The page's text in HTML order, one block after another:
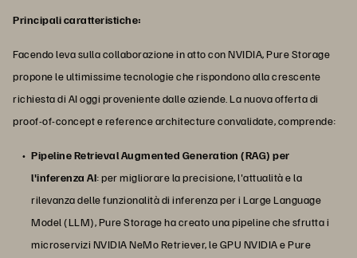
Principali caratteristiche:
Facendo leva sulla collaborazione in atto con NVIDIA, Pure Storage
propone le ultimissime tecnologie che rispondono alla crescente
richiesta di AI oggi proveniente dalle aziende. La nuova offerta di
proof-of-concept e reference architecture convalidate, comprende:
Pipeline Retrieval Augmented Generation (RAG) per
l'inferenza AI: per migliorare la precisione, l'attualità e la
rilevanza delle funzionalità di inferenza per i Large Language
Model (LLM), Pure Storage ha creato una pipeline che sfrutta i
microservizi NVIDIA NeMo Retriever, le GPU NVIDIA e Pure